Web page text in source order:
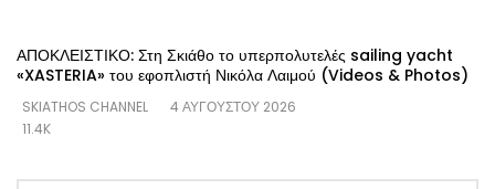
ΑΠΟΚΛΕΙΣΤΙΚΟ: Στη Σκιάθο το υπερπολυτελές sailing yacht
«XASTERIA» του εφοπλιστή Νικόλα Λαιμού (Videos & Photos)
SKIATHOS CHANNEL
4 ΑΥΓΟΎΣΤΟΥ 2026
11.4K